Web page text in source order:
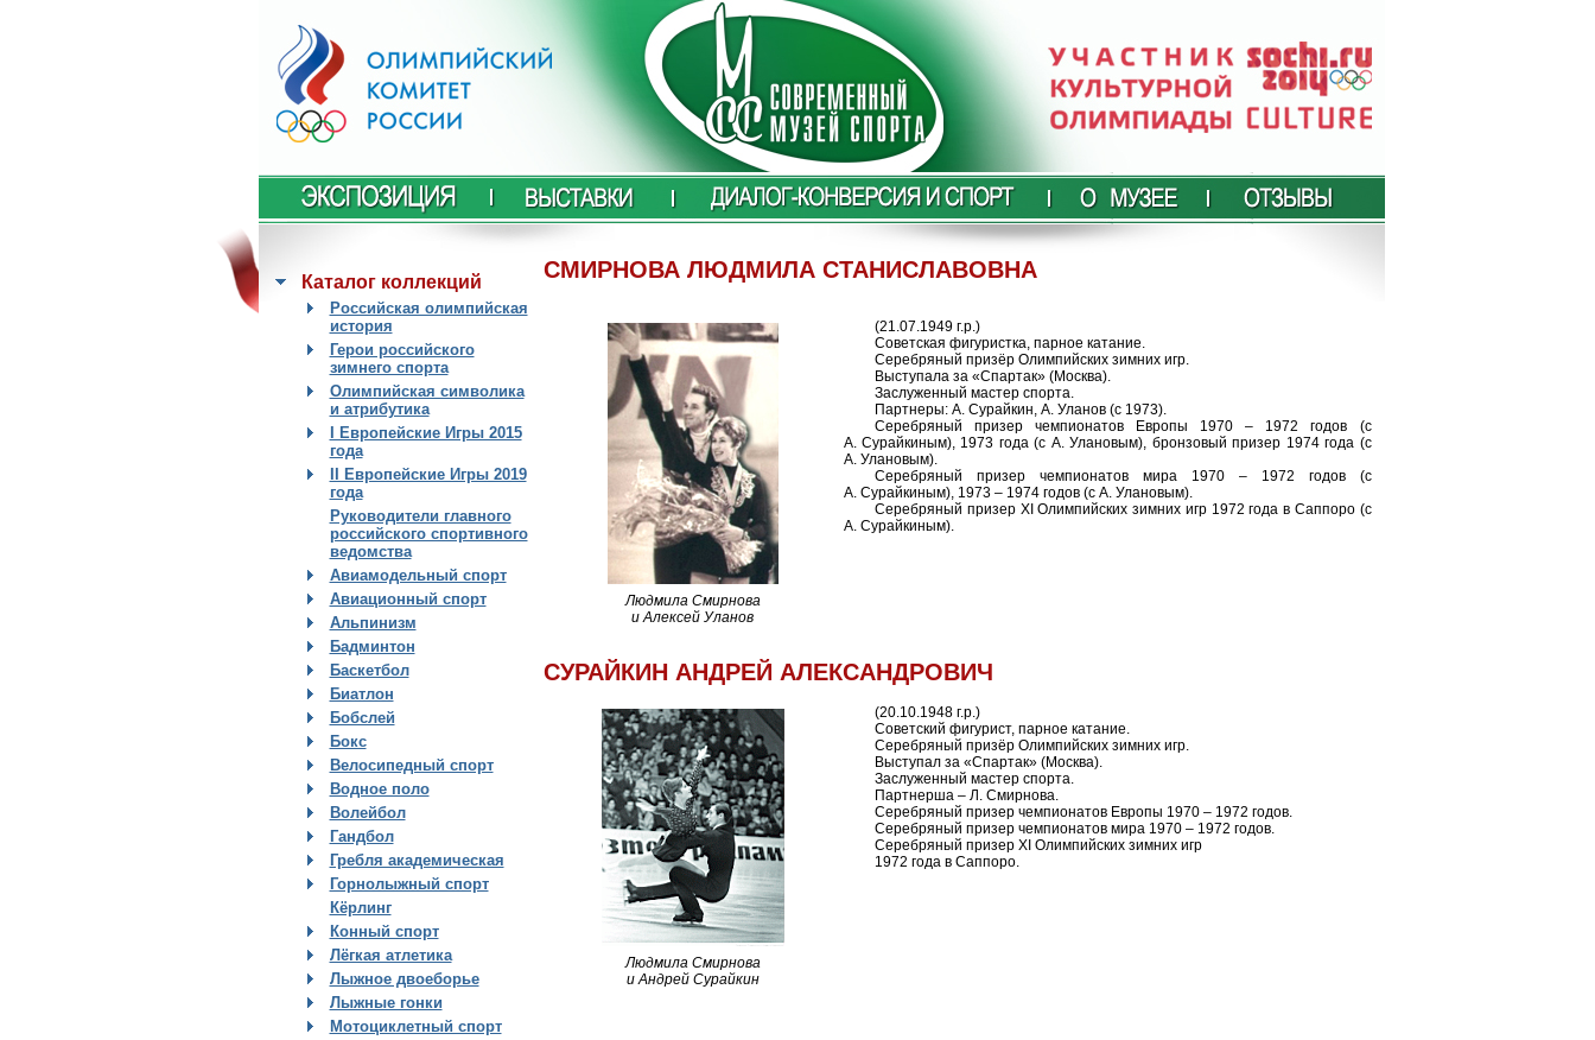
Каталог коллекций
Российская олимпийская
история
Герои российского
зимнего спорта
Олимпийская символика
и атрибутика
I Европейские Игры 2015
года
II Европейские Игры 2019
года
Руководители главного
российского спортивного
ведомства
Авиамодельный спорт
Авиационный спорт
Альпинизм
Бадминтон
Баскетбол
Биатлон
Бобслей
Бокс
Велосипедный спорт
Водное поло
Волейбол
Гандбол
Гребля академическая
Горнолыжный спорт
Кёрлинг
Конный спорт
Лёгкая атлетика
Лыжное двоеборье
Лыжные гонки
Мотоциклетный спорт
СМИРНОВА ЛЮДМИЛА СТАНИСЛАВОВНА
Людмила Смирнова
и Алексей Уланов
(21.07.1949 г.р.)
Советская фигуристка, парное катание.
Серебряный призёр Олимпийских зимних игр.
Выступала за «Спартак» (Москва).
Заслуженный мастер спорта.
Партнеры: А. Сурайкин, А. Уланов (с 1973).
Серебряный призер чемпионатов Европы 1970 – 1972 годов (с
А. Сурайкиным), 1973 года (с А. Улановым), бронзовый призер 1974 года (с
А. Улановым).
Серебряный призер чемпионатов мира 1970 – 1972 годов (с
А. Сурайкиным), 1973 – 1974 годов (с А. Улановым).
Серебряный призер XI Олимпийских зимних игр 1972 года в Саппоро (с
А. Сурайкиным).
СУРАЙКИН АНДРЕЙ АЛЕКСАНДРОВИЧ
Людмила Смирнова
и Андрей Сурайкин
(20.10.1948 г.р.)
Советский фигурист, парное катание.
Серебряный призёр Олимпийских зимних игр.
Выступал за «Спартак» (Москва).
Заслуженный мастер спорта.
Партнерша – Л. Смирнова.
Серебряный призер чемпионатов Европы 1970 – 1972 годов.
Серебряный призер чемпионатов мира 1970 – 1972 годов.
Серебряный призер XI Олимпийских зимних игр
1972 года в Саппоро.